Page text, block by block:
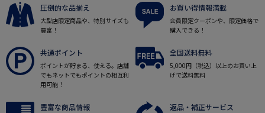
圧倒的な品揃え
大型店限定商品や、特別サイズも
豊富！
お買い得情報満載
会員限定クーポンや、限定価格で
購入できる！
共通ポイント
ポイントが貯まる、使える。店舗
でもネットでもポイントの相互利
用可能！
全国送料無料
5,000円（税込）以上のお買い上
げで送料無料
豊富な商品情報 返品・補正サービス